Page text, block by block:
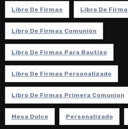
Libro De Firmas Libro De
Libro De Firmas Comunión
Libro De Firmas Para Bautizo
Libro De Firmas Personalizado
Libro De Firmas Primera Comunion
Mesa Dulce Personalizado